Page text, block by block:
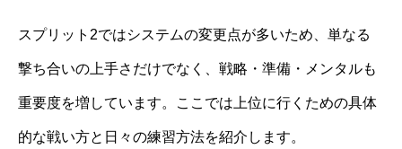
スプリット2ではシステムの変更点が多いため、単なる
撃ち合いの上手さだけでなく、戦略・準備・メンタルも
重要度を増しています。ここでは上位に行くための具体
的な戦い方と日々の練習方法を紹介します。